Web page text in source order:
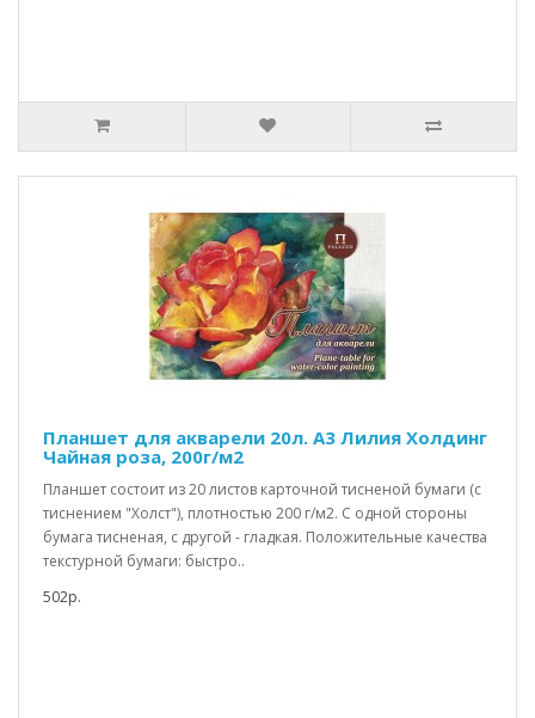
Планшет для акварели 20л. А3 Лилия Холдинг
Чайная роза, 200г/м2
Планшет состоит из 20 листов карточной тисненой бумаги (с
тиснением "Холст"), плотностью 200 г/м2. C одной стороны
бумага тисненая, с другой - гладкая. Положительные качества
текстурной бумаги: быстро..
502р.